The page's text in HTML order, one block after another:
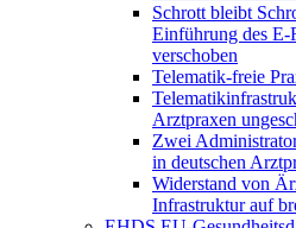
Schrott bleibt
Einführung des E-
verschoben
Telematik-freie
Arztpraxen
Zwei
in deutschen
Widerstand von
Infrastruktur auf